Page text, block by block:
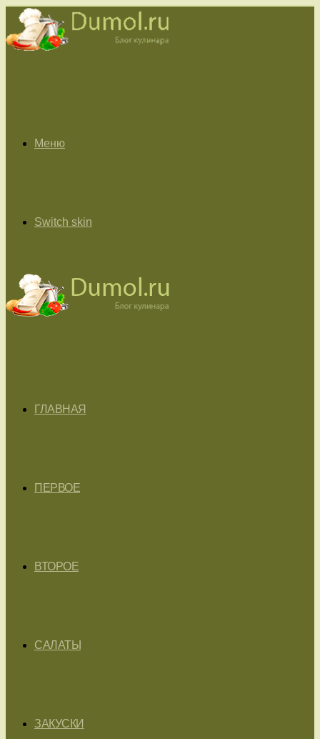
Меню
Switch skin
ГЛАВНАЯ
ПЕРВОЕ
ВТОРОЕ
САЛАТЫ
ЗАКУСКИ